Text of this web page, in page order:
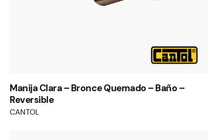
Manija Clara – Bronce Quemado – Baño –
Reversible
CANTOL